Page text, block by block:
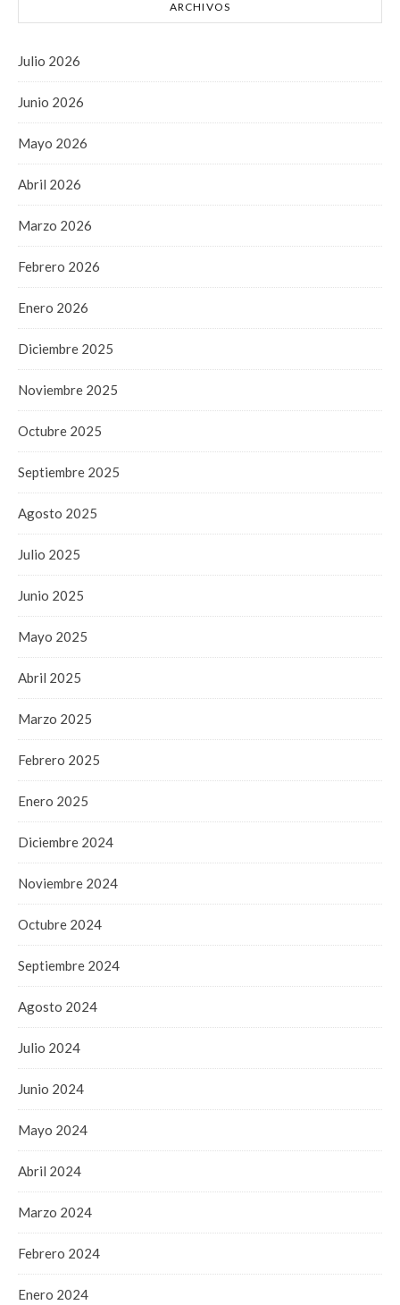
ARCHIVOS
Julio 2026
Junio 2026
Mayo 2026
Abril 2026
Marzo 2026
Febrero 2026
Enero 2026
Diciembre 2025
Noviembre 2025
Octubre 2025
Septiembre 2025
Agosto 2025
Julio 2025
Junio 2025
Mayo 2025
Abril 2025
Marzo 2025
Febrero 2025
Enero 2025
Diciembre 2024
Noviembre 2024
Octubre 2024
Septiembre 2024
Agosto 2024
Julio 2024
Junio 2024
Mayo 2024
Abril 2024
Marzo 2024
Febrero 2024
Enero 2024